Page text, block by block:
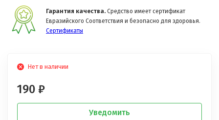
Гарантия качества. Средство имеет сертификат
Евразийского Соответствия и безопасно для здоровья.
Сертификаты
Нет в наличии
190 ₽
Уведомить